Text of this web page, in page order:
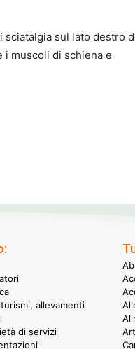
sciatalgia sul lato destro
muscoli di schiena e
allevamenti
di servizi